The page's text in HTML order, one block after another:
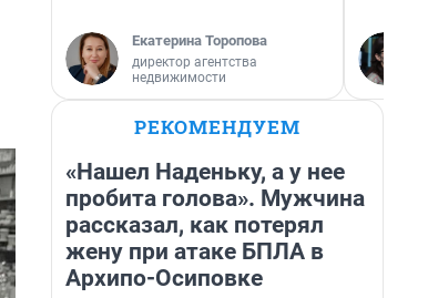
Екатерина Торопова
директор агентства
недвижимости
РЕКОМЕНДУЕМ
«Нашел Наденьку, а у нее
пробита голова». Мужчина
рассказал, как потерял
жену при атаке БПЛА в
Архипо-Осиповке